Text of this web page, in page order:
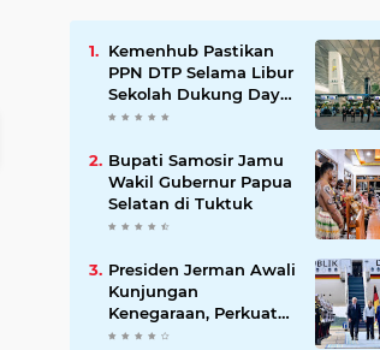
Kemenhub Pastikan
PPN DTP Selama Libur
Sekolah Dukung Daya
Beli Masyarakat
Bupati Samosir Jamu
Wakil Gubernur Papua
Selatan di Tuktuk
Presiden Jerman Awali
Kunjungan
Kenegaraan, Perkuat
Kemitraan Strategis